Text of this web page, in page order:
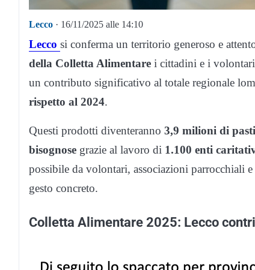
Lecco · 16/11/2025 alle 14:10
Lecco si conferma un territorio generoso e
della Colletta Alimentare i cittadini e i
un contributo significativo al totale regionale
rispetto al 2024.
Questi prodotti diventeranno 3,9 milioni di pasti
bisognose grazie al lavoro di 1.100 enti
possibile da volontari, associazioni parrocchiali
gesto concreto.
Colletta Alimentare 2025: Lecco